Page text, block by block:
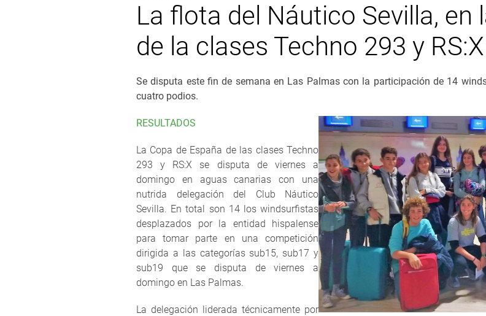
La flota del Náutico Sevilla, en
de la clases Techno 293 y
Se disputa este fin de semana en Las Palmas con la participación de 14
cuatro podios.
RESULTADOS
La Copa de España de las clases Techno
293 y RS:X se disputa de viernes a
domingo en aguas canarias con una
nutrida delegación del Club Náutico
Sevilla. En total son 14 los windsurfistas
desplazados por la entidad hispalense
para tomar parte en una competición
dirigida a las categorías sub15, sub17 y
sub19 que se disputa de viernes a
domingo en Las Palmas.
La delegación liderada técnicamente por